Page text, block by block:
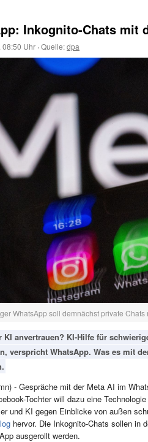
Inkognito-Chats mit
08:50 Uhr ·Quelle:dpa
WhatsApp soll demnächst private
KI anvertrauen? KI-Hilfe für
verspricht WhatsApp. Was es mit
- Gespräche mit der Meta AI im
Tochter will dazu eine
und KI gegen Einblicke von außen
hervor. Die Inkognito-Chats sollen in
ausgerollt werden.